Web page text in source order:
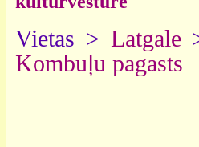
Vietas > Latgale
Kombuļu pagasts